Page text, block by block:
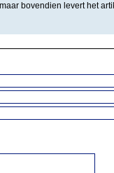
bovendien levert het